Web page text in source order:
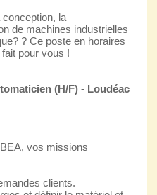
la
de machines industrielles
? Ce poste en horaires
pour vous !
(H/F) - Loudéac
vos missions
clients.